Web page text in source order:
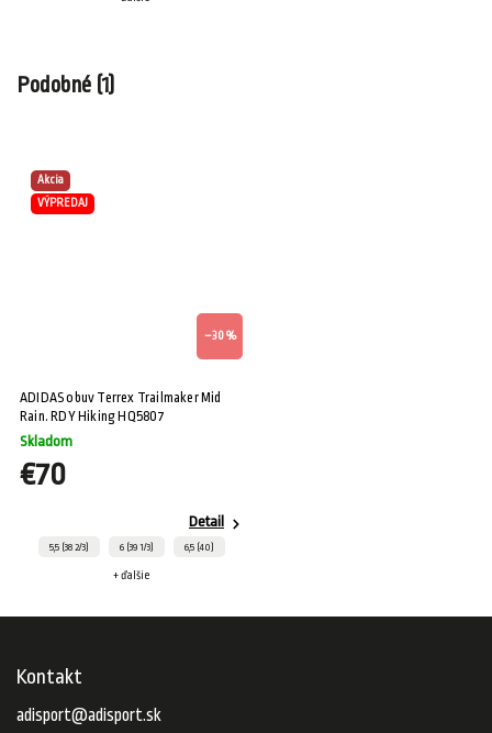
Podobné (1)
Akcia
VÝPREDAJ
–30 %
ADIDAS obuv Terrex Trailmaker Mid
Rain. RDY Hiking HQ5807
Skladom
€70
Detail
5,5 (38 2/3) 6 (39 1/3) 6,5 (40)
+ ďalšie
Kontakt
adisport@adisport.sk